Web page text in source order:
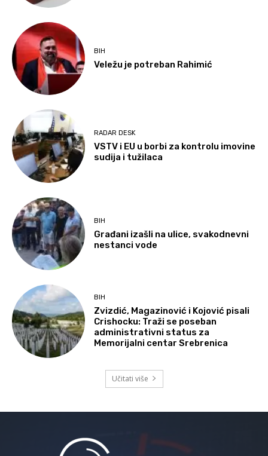
BIH
Veležu je potreban Rahimić
RADAR DESK
VSTV i EU u borbi za kontrolu imovine
sudija i tužilaca
BIH
Građani izašli na ulice, svakodnevni
nestanci vode
BIH
Zvizdić, Magazinović i Kojović pisali
Crishocku: Traži se poseban
administrativni status za
Memorijalni centar Srebrenica
Učitati više